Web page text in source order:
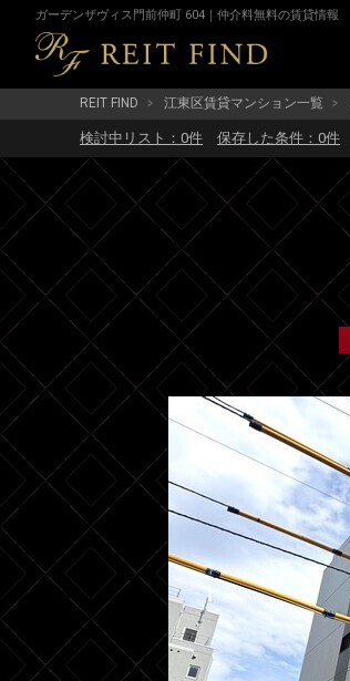
ガーデンザヴィス門前仲町 604｜仲介料無料の賃貸情報
REIT FIND 江東区賃貸マンション一覧
検討中リスト： 0件 保存した条件： 0件